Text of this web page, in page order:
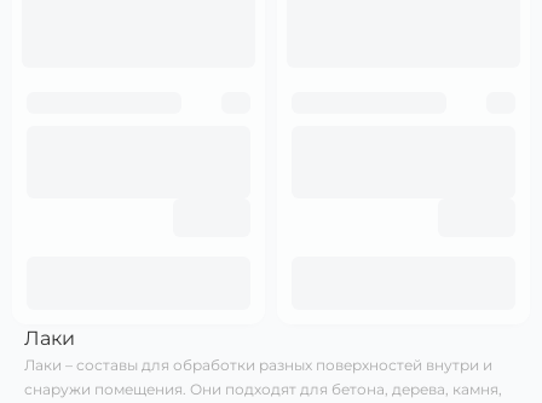
Лаки
Лаки – составы для обработки разных поверхностей внутри и
снаружи помещения. Они подходят для бетона, дерева, камня,